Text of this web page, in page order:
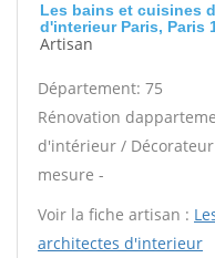
Les bains et cuisines
d'interieur Paris, Paris
Artisan
Département: 75
Rénovation
d'intérieur /
mesure -
Voir la fiche artisan :
architectes d'interieur